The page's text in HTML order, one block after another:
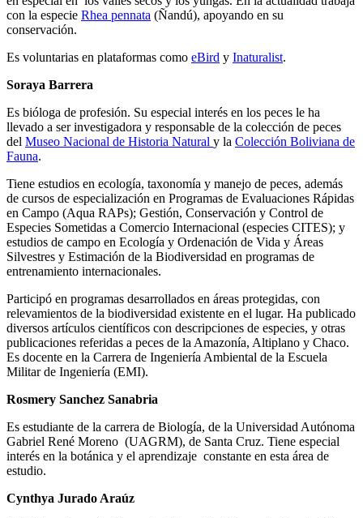
con la especie Rhea pennata (Ñandú), apoyando en su
conservación.
Es voluntarias en plataformas como eBird y Inaturalist.
Soraya Barrera
Es bióloga de profesión. Su especial interés en los peces le ha
llevado a ser investigadora y responsable de la colección de peces
del Museo Nacional de Historia Natural y la Colección Boliviana de
Fauna.
Tiene estudios en ecología, taxonomía y manejo de peces, además
de cursos de especialización en Programas de Evaluaciones Rápidas
en Campo (Aqua RAPs); Gestión, Conservación y Control de
Especies Sometidas a Comercio Internacional (especies CITES); y
estudios de campo en Ecología y Ordenación de Vida y Áreas
Silvestres y Estimación de la Biodiversidad en programas de
entrenamiento internacionales.
Participó en programas desarrollados en áreas protegidas, con
relevamientos de la biodiversidad existente en el lugar. Ha publicado
diversos artículos científicos con descripciones de especies, y otras
publicaciones referidas a peces de la Amazonía, Altiplano y Chaco.
Es docente en la Carrera de Ingeniería Ambiental de la Escuela
Militar de Ingeniería (EMI).
Rosmery Sanchez Sanabria
Es estudiante de la carrera de Biología, de la Universidad Autónoma
Gabriel René Moreno (UAGRM), de Santa Cruz. Tiene especial
interés en la botánica y el aprendizaje constante en esta área de
estudio.
Cynthya Jurado Araúz